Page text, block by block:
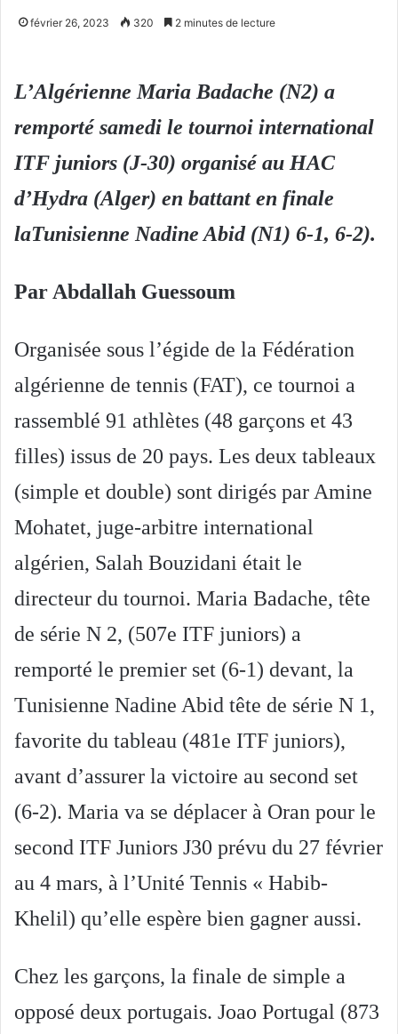
février 26, 2023 320 2 minutes de lecture
L’Algérienne Maria Badache (N2) a
remporté samedi le tournoi international
ITF juniors (J-30) organisé au HAC
d’Hydra (Alger) en battant en finale
laTunisienne Nadine Abid (N1) 6-1, 6-2).
Par Abdallah Guessoum
Organisée sous l’égide de la Fédération
algérienne de tennis (FAT), ce tournoi a
rassemblé 91 athlètes (48 garçons et 43
filles) issus de 20 pays. Les deux tableaux
(simple et double) sont dirigés par Amine
Mohatet, juge-arbitre international
algérien, Salah Bouzidani était le
directeur du tournoi. Maria Badache, tête
de série N 2, (507e ITF juniors) a
remporté le premier set (6-1) devant, la
Tunisienne Nadine Abid tête de série N 1,
favorite du tableau (481e ITF juniors),
avant d’assurer la victoire au second set
(6-2). Maria va se déplacer à Oran pour le
second ITF Juniors J30 prévu du 27 février
au 4 mars, à l’Unité Tennis « Habib-
Khelil) qu’elle espère bien gagner aussi.
Chez les garçons, la finale de simple a
opposé deux portugais. Joao Portugal (873